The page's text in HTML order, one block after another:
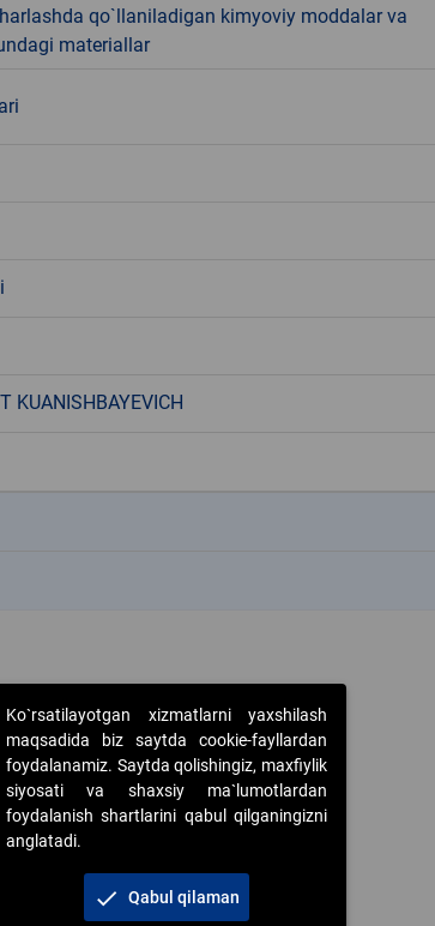
qo`llaniladigan kimyoviy moddalar va
materiallar
KUANISHBAYEVICH
Ko`rsatilayotgan xizmatlarni yaxshilash
maqsadida biz saytda cookie-fayllardan
foydalanamiz. Saytda qolishingiz, maxfiylik
siyosati va shaxsiy ma`lumotlardan
foydalanish shartlarini qabul qilganingizni
anglatadi.
check Qabul qilaman